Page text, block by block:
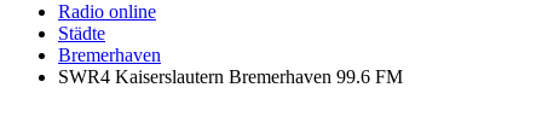
Radio online
Städte
Bremerhaven
SWR4 Kaiserslautern Bremerhaven 99.6 FM